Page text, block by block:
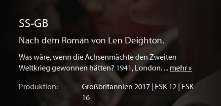
SS-GB
Nach dem Roman von Len Deighton.
Was wäre, wenn die Achsenmächte den Zweiten
Weltkrieg gewonnen hätten? 1941, London. ... mehr »
Produktion:
Großbritannien 2017 | FSK 12 | FSK
16